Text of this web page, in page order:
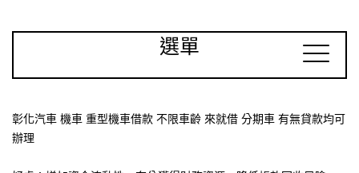
選單
彰化汽車 機車 重型機車借款 不限車齡 來就借 分期車 有無貸款均可
辦理